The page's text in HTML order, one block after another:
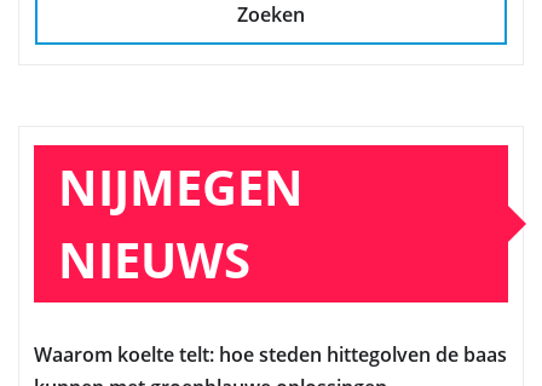
Zoeken
NIJMEGEN
NIEUWS
Waarom koelte telt: hoe steden hittegolven de baas